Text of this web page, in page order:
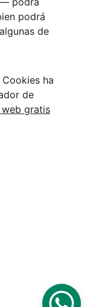
podrá
de
ha
de
gratis